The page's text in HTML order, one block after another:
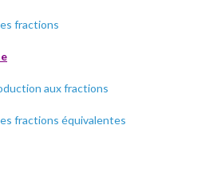
fractions
aux fractions
fractions équivalentes